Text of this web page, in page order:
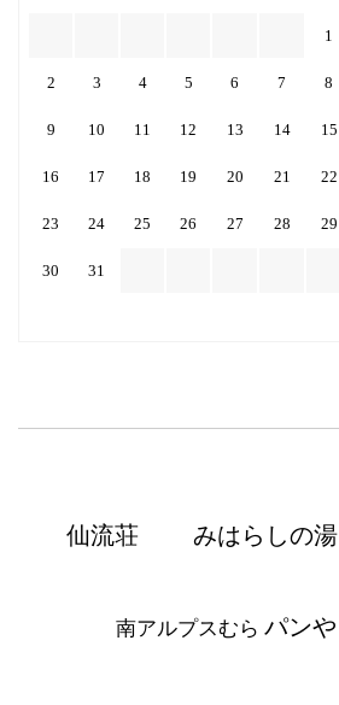
1
2 3 4 5 6 7 8
9 10 11 12 13 14 15
16 17 18 19 20 21 22
23 24 25 26 27 28 29
30 31
仙流荘 みはらしの湯
南アルプスむら パンや